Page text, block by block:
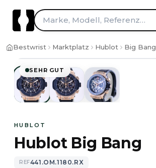
Marke, Modell, Referenz…
Bestwrist Marktplatz Hublot Big Bang
SEHR GUT
1/3
HUBLOT
Hublot Big Bang
REF441.OM.1180.RX